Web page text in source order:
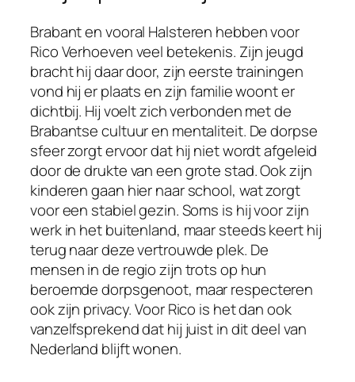
Brabant en vooral Halsteren hebben voor
Rico Verhoeven veel betekenis. Zijn jeugd
bracht hij daar door, zijn eerste trainingen
vond hij er plaats en zijn familie woont er
dichtbij. Hij voelt zich verbonden met de
Brabantse cultuur en mentaliteit. De dorpse
sfeer zorgt ervoor dat hij niet wordt afgeleid
door de drukte van een grote stad. Ook zijn
kinderen gaan hier naar school, wat zorgt
voor een stabiel gezin. Soms is hij voor zijn
werk in het buitenland, maar steeds keert hij
terug naar deze vertrouwde plek. De
mensen in de regio zijn trots op hun
beroemde dorpsgenoot, maar respecteren
ook zijn privacy. Voor Rico is het dan ook
vanzelfsprekend dat hij juist in dit deel van
Nederland blijft wonen.